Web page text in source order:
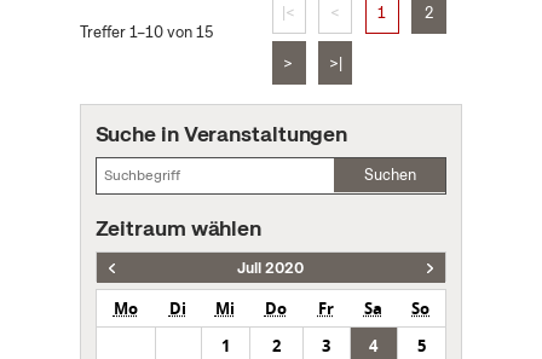
Treffer 1–10 von 15
|< < 1 2
> >|
Suche in Veranstaltungen
Suchen
Zeitraum wählen
Juli 2020
Mo Di Mi Do Fr Sa
So
1
2 3 4
5